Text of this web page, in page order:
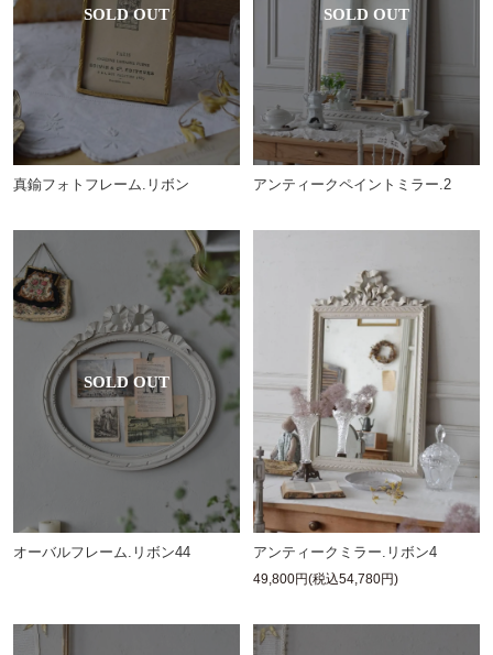
真鍮フォトフレーム.リボン アンティークペイントミラー.2
オーバルフレーム.リボン44 アンティークミラー.リボン4
49,800円(税込54,780円)